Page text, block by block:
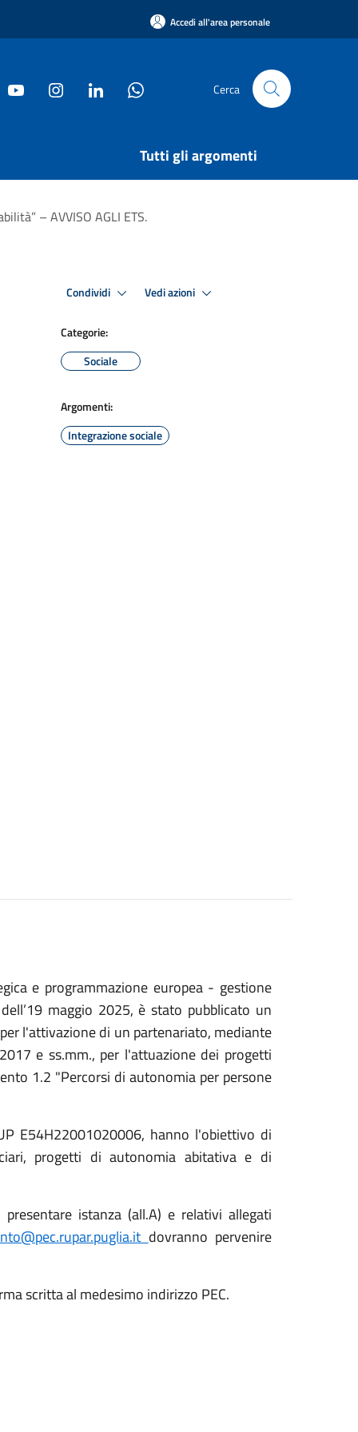
Accedi all'area personale
Cerca
Tutti gli argomenti
– AVVISO AGLI ETS.
Condividi Vedi azioni
Categorie:
Sociale
Argomenti:
Integrazione sociale
e programmazione europea - gestione
maggio 2025, è stato pubblicato un
l'attivazione di un partenariato, mediante
e ss.mm., per l'attuazione dei progetti
1.2 "Percorsi di autonomia per persone
E54H22001020006, hanno l'obiettivo di
progetti di autonomia abitativa e di
istanza (all.A) e relativi allegati
dovranno pervenire
scritta al medesimo indirizzo PEC.